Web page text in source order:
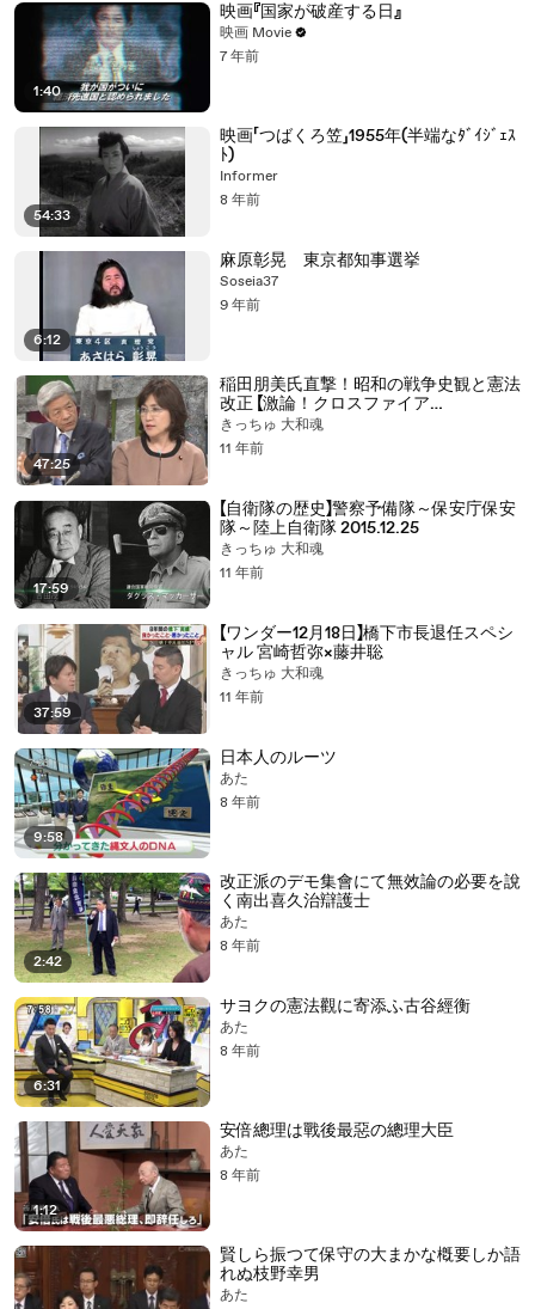
1:40
映画『国家が破産する日』
映画 Movie
7 年前
54:33
映画「つばくろ笠」1955年(半端なﾀﾞｲｼﾞｪｽ
ﾄ)
Informer
8 年前
6:12
麻原彰晃 東京都知事選挙
Soseia37
9 年前
47:25
稲田朋美氏直撃！昭和の戦争史観と憲法
改正 【激論！クロスファイア
2016.01.23】
きっちゅ 大和魂
11 年前
17:59
【自衛隊の歴史】警察予備隊～保安庁保安
隊～陸上自衛隊 2015.12.25
きっちゅ 大和魂
11 年前
37:59
【ワンダー12月18日】橋下市長退任スペシ
ャル 宮崎哲弥×藤井聡
きっちゅ 大和魂
11 年前
9:58
日本人のルーツ
あたゝゝ
8 年前
2:42
改正派のデモ集會にて無效論の必要を說
く南出喜久治辯護士
あたゝゝ
8 年前
6:31
サヨクの憲法觀に寄添ふ古谷經衡
あたゝゝ
8 年前
1:12
安倍總理は戰後最惡の總理大臣
あたゝゝ
8 年前
賢しら振つて保守の大まかな槪要しか語
れぬ枝野幸男
あたゝゝ